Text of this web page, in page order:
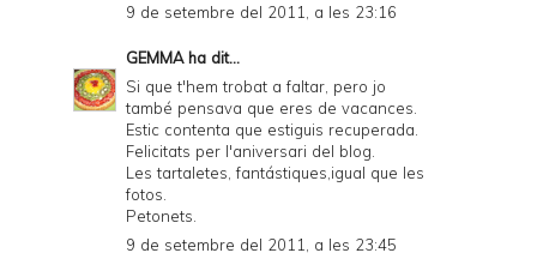
9 de setembre del 2011, a les 23:16
GEMMAha dit...
Si que t'hem trobat a faltar, pero jo
també pensava que eres de vacances.
Estic contenta que estiguis recuperada.
Felicitats per l'aniversari del blog.
Les tartaletes, fantástiques,igual que les
fotos.
Petonets.
9 de setembre del 2011, a les 23:45